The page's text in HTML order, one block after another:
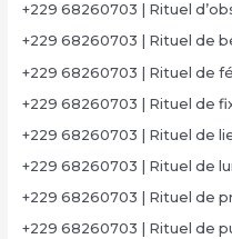
+229 68260703 | Rituel
+229 68260703 | Rituel de
+229 68260703 | Rituel de
+229 68260703 | Rituel de
+229 68260703 | Rituel de
+229 68260703 | Rituel de
+229 68260703 | Rituel de
+229 68260703 | Rituel de